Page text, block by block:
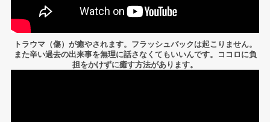
トラウマ（傷）が癒やされます。フラッシュバックは起こりません。
また辛い過去の出来事を無理に話さなくてもいいんです。ココロに負
担をかけずに癒す方法があります。